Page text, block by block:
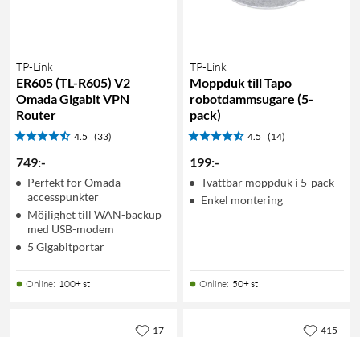
TP-Link
ER605 (TL-R605) V2
Omada Gigabit VPN
Router
4.5 (33)
749:-
Perfekt för Omada-
accesspunkter
Möjlighet till WAN-backup
med USB-modem
5 Gigabitportar
Online: 100+ st
TP-Link
Moppduk till Tapo
robotdammsugare (5-
pack)
4.5 (14)
199:-
Tvättbar moppduk i 5-pack
Enkel montering
Online: 50+ st
17 415